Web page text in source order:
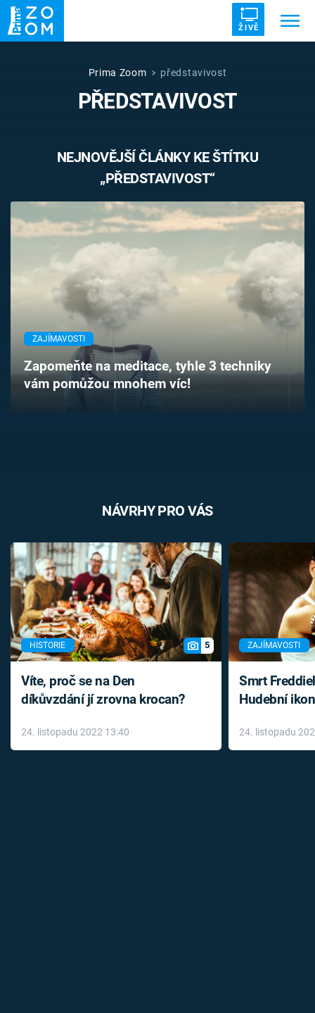
ŽIVĚ
ZRÁDCI UFO DRUHÁ SVĚTOVÁ VÁLKA
VETŘELCI DÁVNOVĚKU
Témata
Pořady
TV Program
Časopis
Sledujte prima+
Přihlášení
Prima Zoom představivost
PŘEDSTAVIVOST
NEJNOVĚJŠÍ ČLÁNKY KE ŠTÍTKU
„PŘEDSTAVIVOST“
ZAJÍMAVOSTI
Zapomeňte na meditace, tyhle 3 techniky
vám pomůžou mnohem víc!
NÁVRHY PRO VÁS
HISTORIE 5
Víte, proč se na Den
díkůvzdání jí zrovna krocan?
24. listopadu 2022 13:40
ZAJÍMAVOSTI
Smrt
Hudební
léky
24. listopadu